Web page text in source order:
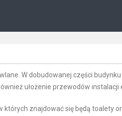
W dobudowanej części
ułożenie przewodów instalacji
znajdować się będą toalety